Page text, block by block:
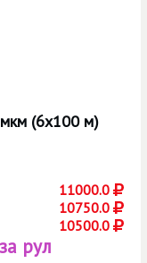
(6х100 м)
11000.0
10750.0
10500.0
рул